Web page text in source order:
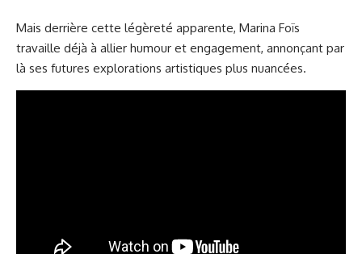
Mais derrière cette légèreté apparente, Marina Foïs
travaille déjà à allier humour et engagement, annonçant par
là ses futures explorations artistiques plus nuancées.